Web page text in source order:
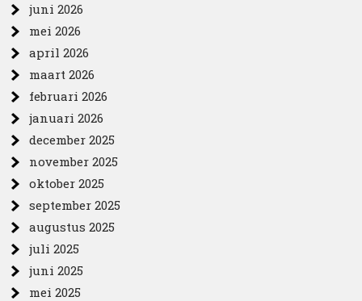
juni 2026
mei 2026
april 2026
maart 2026
februari 2026
januari 2026
december 2025
november 2025
oktober 2025
september 2025
augustus 2025
juli 2025
juni 2025
mei 2025